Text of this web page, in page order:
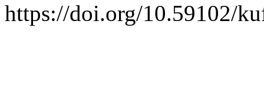
https://doi.org/10.59102/